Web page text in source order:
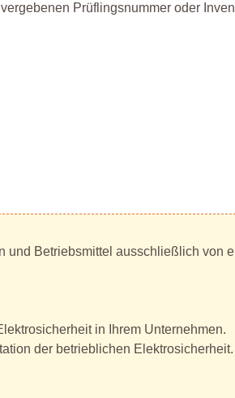
Prüflingsnummer oder
und Betriebsmittel ausschließlich von
in Ihrem Unternehmen.
der betrieblichen Elektrosicherheit.